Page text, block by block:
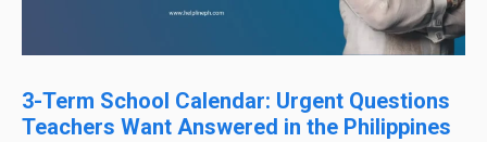
3-Term School Calendar: Urgent Questions
Teachers Want Answered in the Philippines